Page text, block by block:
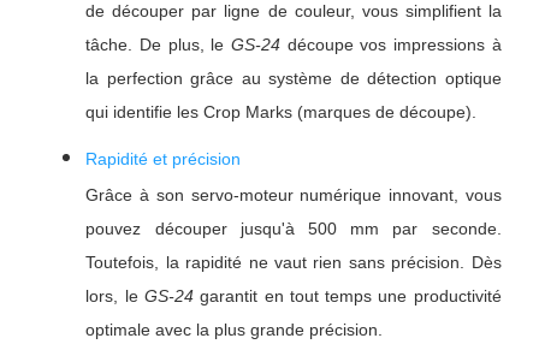
de découper par ligne de couleur, vous simplifient la
tâche. De plus, le GS-24 découpe vos impressions à
la perfection grâce au système de détection optique
qui identifie les Crop Marks (marques de découpe).
Rapidité et précision
Grâce à son servo-moteur numérique innovant, vous
pouvez découper jusqu'à 500 mm par seconde.
Toutefois, la rapidité ne vaut rien sans précision. Dès
lors, le GS-24garantit en tout temps une productivité
optimale avec la plus grande précision.